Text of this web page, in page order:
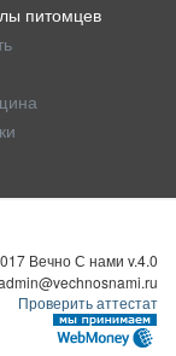
питомцев
Вечно С нами v.4.0
Проверить аттестат